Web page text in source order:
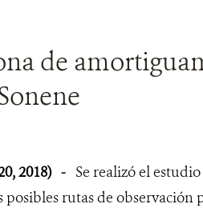
de
2018) - Se realizó el
posibles rutas de observación